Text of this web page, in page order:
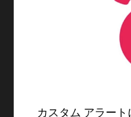
カスタム アラー